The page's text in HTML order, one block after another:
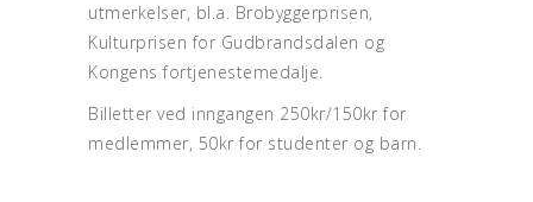
utmerkelser, bl.a. Brobyggerprisen,
Kulturprisen for Gudbrandsdalen og
Kongens fortjenestemedalje.
Billetter ved inngangen 250kr/150kr for
medlemmer, 50kr for studenter og barn.